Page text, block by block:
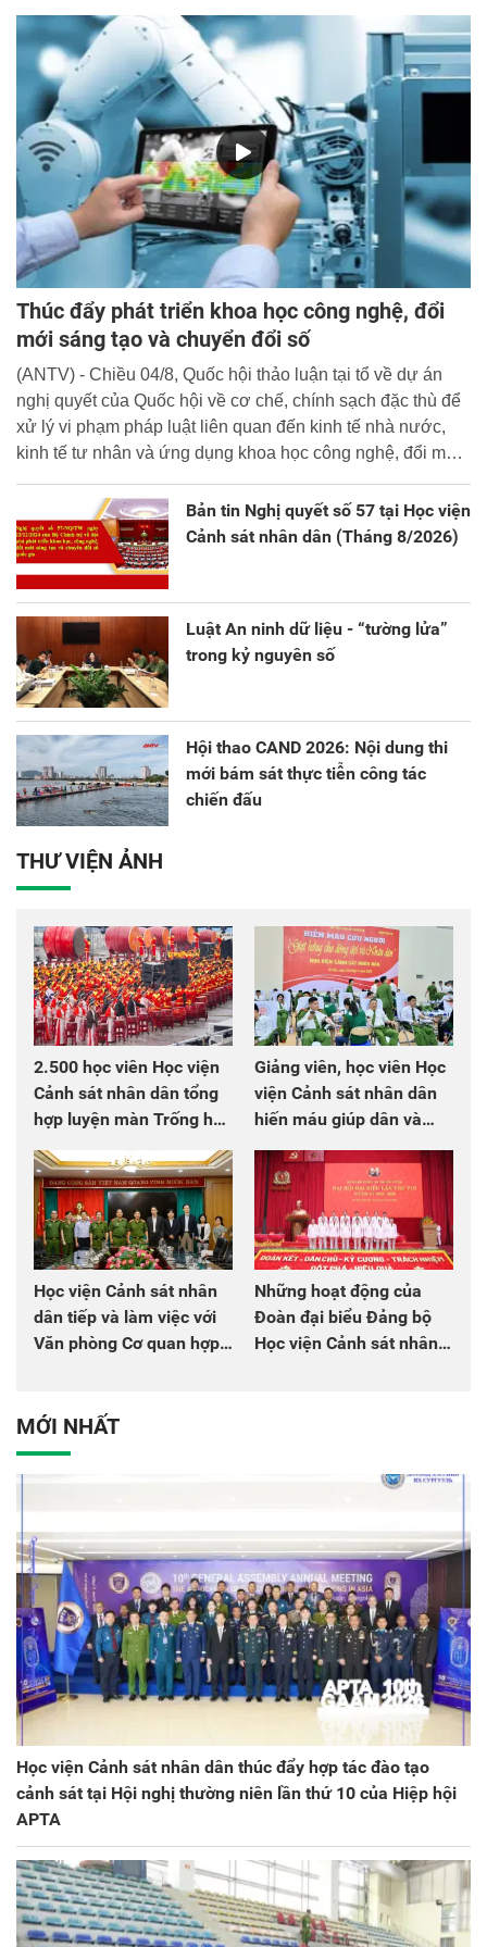
Thúc đẩy phát triển khoa học công nghệ, đổi
mới sáng tạo và chuyển đổi số
(ANTV) - Chiều 04/8, Quốc hội thảo luận tại tổ về dự án
nghị quyết của Quốc hội về cơ chế, chính sạch đặc thù để
xử lý vi phạm pháp luật liên quan đến kinh tế nhà nước,
kinh tế tư nhân và ứng dụng khoa học công nghệ, đổi mới
Bản tin Nghị quyết số 57 tại Học viện
Cảnh sát nhân dân (Tháng 8/2026)
Luật An ninh dữ liệu - “tường lửa”
trong kỷ nguyên số
Hội thao CAND 2026: Nội dung thi
mới bám sát thực tiễn công tác
chiến đấu
THƯ VIỆN ẢNH
2.500 học viên Học viện
Cảnh sát nhân dân tổng
hợp luyện màn Trống hội
chào mừng Đại hội Đảng
Giảng viên, học viên Học
viện Cảnh sát nhân dân
hiến máu giúp dân và
đồng đội
Học viện Cảnh sát nhân
dân tiếp và làm việc với
Văn phòng Cơ quan hợp
Những hoạt động của
Đoàn đại biểu Đảng bộ
Học viện Cảnh sát nhân
MỚI NHẤT
Học viện Cảnh sát nhân dân thúc đẩy hợp tác đào tạo
cảnh sát tại Hội nghị thường niên lần thứ 10 của Hiệp hội
APTA